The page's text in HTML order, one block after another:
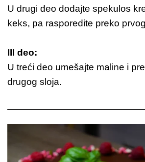
U drugi deo dodajte spekulos
keks, pa rasporedite preko
III deo:
U treći deo umešajte maline i
drugog sloja.